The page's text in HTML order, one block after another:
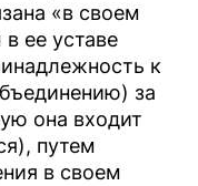
«в своем
ее уставе
к
за
она входит
путем
в своем